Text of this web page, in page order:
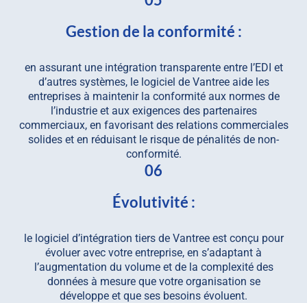
Gestion de la conformité :
en assurant une intégration transparente entre l’EDI et
d’autres systèmes, le logiciel de Vantree aide les
entreprises à maintenir la conformité aux normes de
l’industrie et aux exigences des partenaires
commerciaux, en favorisant des relations commerciales
solides et en réduisant le risque de pénalités de non-
conformité.
06
Évolutivité :
le logiciel d’intégration tiers de Vantree est conçu pour
évoluer avec votre entreprise, en s’adaptant à
l’augmentation du volume et de la complexité des
données à mesure que votre organisation se
développe et que ses besoins évoluent.